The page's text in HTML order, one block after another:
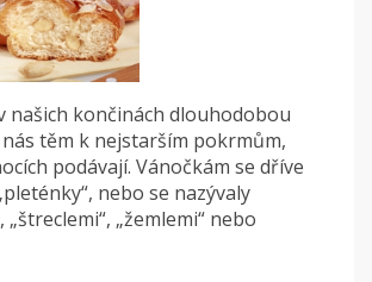
našich končinách dlouhodobou
těm k nejstarším pokrmům,
podávají. Vánočkám se dříve
nebo se nazývaly
„štreclemi“, „žemlemi“ nebo